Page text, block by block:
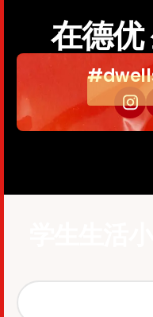
在德